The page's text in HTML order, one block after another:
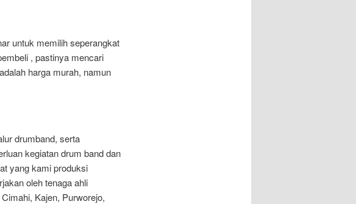
untuk memilih seperangkat
, pastinya mencari
harga murah, namun
drumband, serta
kegiatan drum band dan
yang kami produksi
oleh tenaga ahli
Kajen, Purworejo,